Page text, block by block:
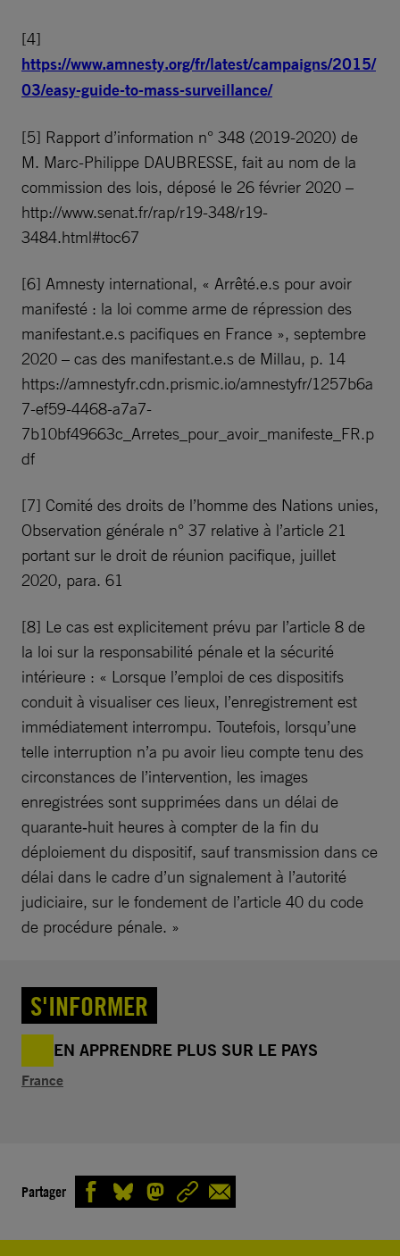
[4]
https://www.amnesty.org/fr/latest/campaigns/2015/
03/easy-guide-to-mass-surveillance/
[5] Rapport d’information n° 348 (2019-2020) de
M. Marc-Philippe DAUBRESSE, fait au nom de la
commission des lois, déposé le 26 février 2020 –
http://www.senat.fr/rap/r19-348/r19-
3484.html#toc67
[6] Amnesty international, « Arrêté.e.s pour avoir
manifesté : la loi comme arme de répression des
manifestant.e.s pacifiques en France », septembre
2020 – cas des manifestant.e.s de Millau, p. 14
https://amnestyfr.cdn.prismic.io/amnestyfr/1257b6a
7-ef59-4468-a7a7-
7b10bf49663c_Arretes_pour_avoir_manifeste_FR.p
df
[7] Comité des droits de l’homme des Nations unies,
Observation générale n° 37 relative à l’article 21
portant sur le droit de réunion pacifique, juillet
2020, para. 61
[8] Le cas est explicitement prévu par l’article 8 de
la loi sur la responsabilité pénale et la sécurité
intérieure : « Lorsque l’emploi de ces dispositifs
conduit à visualiser ces lieux, l’enregistrement est
immédiatement interrompu. Toutefois, lorsqu’une
telle interruption n’a pu avoir lieu compte tenu des
circonstances de l’intervention, les images
enregistrées sont supprimées dans un délai de
quarante‑huit heures à compter de la fin du
déploiement du dispositif, sauf transmission dans ce
délai dans le cadre d’un signalement à l’autorité
judiciaire, sur le fondement de l’article 40 du code
de procédure pénale. »
S'INFORMER
EN APPRENDRE PLUS SUR LE PAYS
France
Partager